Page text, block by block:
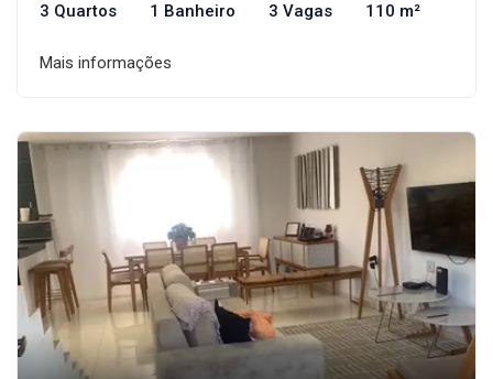
3 Quartos 1 Banheiro 3 Vagas 110 m²
Mais informações